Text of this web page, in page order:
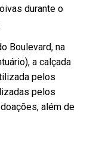
durante o
Boulevard, na
a calçada
pelos
pelos
além de